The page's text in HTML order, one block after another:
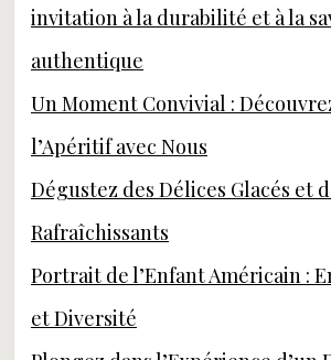
invitation à la durabilité et à la
authentique
Un Moment Convivial :
l’Apéritif avec Nous
Dégustez des Délices Glacés et
Rafraîchissants
Portrait de l’Enfant Américain :
et Diversité